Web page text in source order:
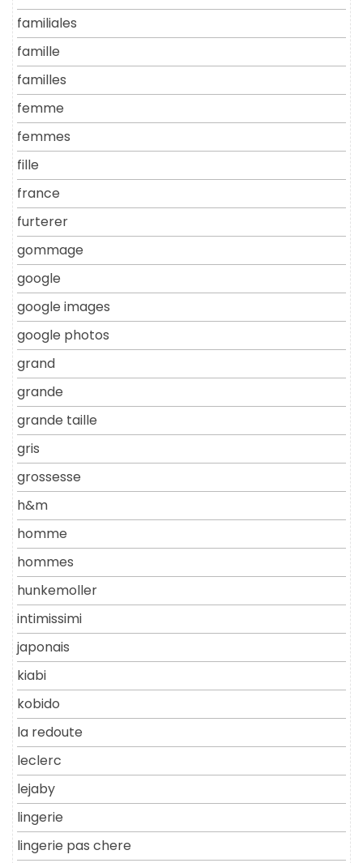
familiales
famille
familles
femme
femmes
fille
france
furterer
gommage
google
google images
google photos
grand
grande
grande taille
gris
grossesse
h&m
homme
hommes
hunkemoller
intimissimi
japonais
kiabi
kobido
la redoute
leclerc
lejaby
lingerie
lingerie pas chere